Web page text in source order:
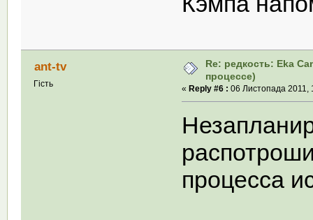
ant-tv
Гість
Re: редкость: Eka
процессе)
« Reply #6 : 06 Листопада 2011,
процесса